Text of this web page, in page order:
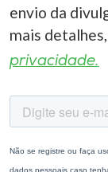
envio da
mais
privacidade.